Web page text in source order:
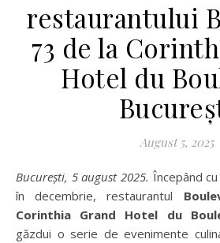
restaurantului
73 de la
Hotel du
August 5, 2025
București, 5 august 2025. Începând
în decembrie, restaurantul
Corinthia Grand Hotel du
găzdui o serie de evenimente